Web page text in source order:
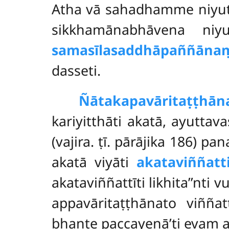
Atha vā sahadhamme
sikkhamānabhāvena
dasseti.
kariyitthāti akatā,
(vajira. ṭī. pārājika 186)
akatā viyāti
akataviññattīti likhita’’nti
appavāritaṭṭhānato
bhante paccayenā’ti